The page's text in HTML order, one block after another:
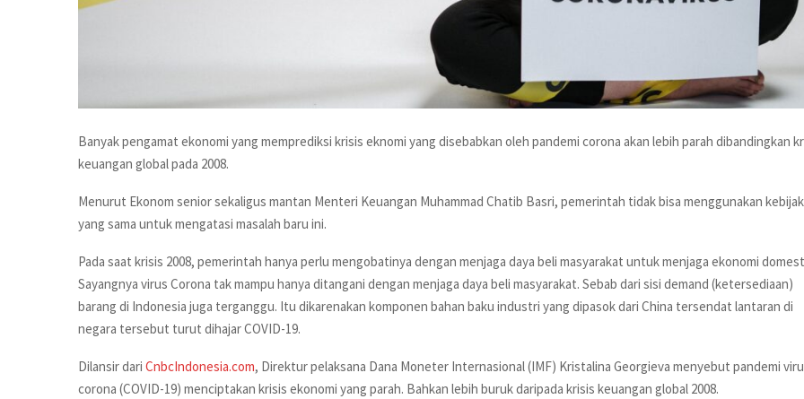
Banyak pengamat ekonomi yang memprediksi krisis eknomi yang disebabkan oleh pandemi corona akan lebih parah dibandingkan
keuangan global pada 2008.
Menurut Ekonom senior sekaligus mantan Menteri Keuangan Muhammad Chatib Basri, pemerintah tidak bisa menggunakan
yang sama untuk mengatasi masalah baru ini.
Pada saat krisis 2008, pemerintah hanya perlu mengobatinya dengan menjaga daya beli masyarakat untuk menjaga ekonomi
Sayangnya virus Corona tak mampu hanya ditangani dengan menjaga daya beli masyarakat. Sebab dari sisi demand (ketersediaan)
barang di Indonesia juga terganggu. Itu dikarenakan komponen bahan baku industri yang dipasok dari China tersendat lantaran di
negara tersebut turut dihajar COVID-19.
Dilansir dari CnbcIndonesia.com, Direktur pelaksana Dana Moneter Internasional (IMF) Kristalina Georgieva menyebut pandemi
corona (COVID-19) menciptakan krisis ekonomi yang parah. Bahkan lebih buruk daripada krisis keuangan global 2008.